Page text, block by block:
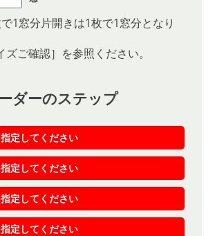
1窓分片開きは1枚で1窓分となり
ご確認］を参照ください。
ダーのステップ
定してください
定してください
定してください
定してください